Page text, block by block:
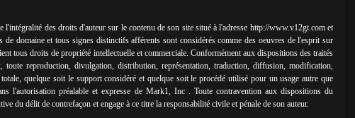
l'intégralité des droits d'auteur sur le contenu de son site situé à l'adresse http://www.v12gt.com et
de domaine et tous signes distinctifs afférents sont considérés comme des oeuvres de l'esprit sur
tous droits de propriété intellectuelle et commerciale. Conformément aux dispositions des traités
toute reproduction, divulgation, distribution, représentation, traduction, diffusion, modification,
quelque soit le support considéré et quelque soit le procédé utilisé pour un usage autre que
l'autorisation préalable et expresse de Mark1, Inc . Toute contravention aux dispositions du
du délit de contrefaçon et engage à ce titre la responsabilité civile et pénale de son auteur.